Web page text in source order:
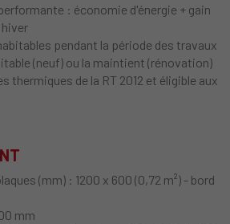
: économie d'énergie + gain
pendant la période des travaux
(neuf) ou la maintient (rénovation)
thermiques de la RT 2012 et éligible aux
(mm) : 1200 x 600 (0,72 m²) - bord
mm